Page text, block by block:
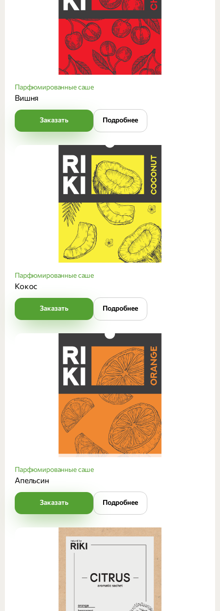
Парфюмированные саше
Вишня
Заказать Подробнее
Парфюмированные саше
Кокос
Заказать Подробнее
Парфюмированные саше
Апельсин
Заказать Подробнее